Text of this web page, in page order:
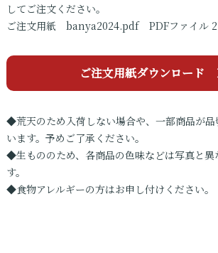
してご注文ください。
ご注文用紙 banya2024.pdf PDFファイル
ご注文用紙ダウンロード
◆荒天のため入荷しない場合や、一部商品が
います。予めご了承ください。
◆生もののため、各商品の色味などは写真と異
す。
◆食物アレルギーの方はお申し付けください。